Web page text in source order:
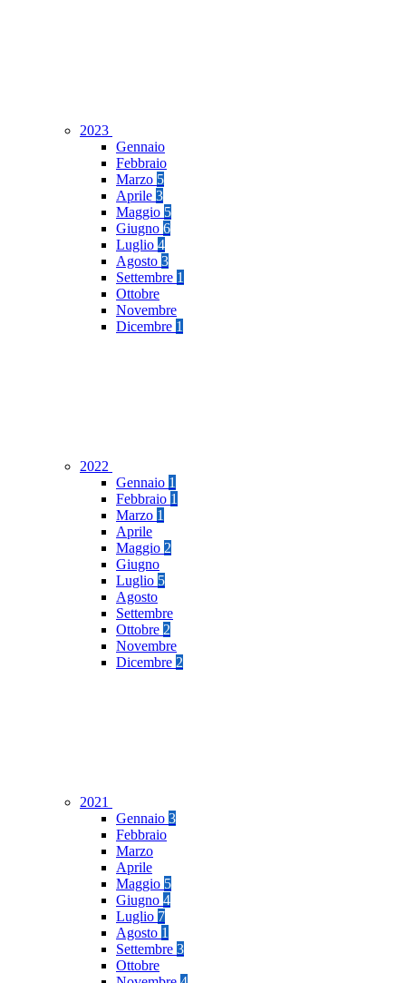
2023
Gennaio
Febbraio
Marzo 5
Aprile 3
Maggio 5
Giugno 6
Luglio 4
Agosto 3
Settembre 1
Ottobre
Novembre
Dicembre 1
2022
Gennaio 1
Febbraio 1
Marzo 1
Aprile
Maggio 2
Giugno
Luglio 5
Agosto
Settembre
Ottobre 2
Novembre
Dicembre 2
2021
Gennaio 3
Febbraio
Marzo
Aprile
Maggio 5
Giugno 4
Luglio 7
Agosto 1
Settembre 3
Ottobre